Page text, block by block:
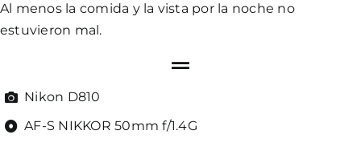
Al menos la comida y la vista por la noche no
estuvieron mal.
Nikon D810
AF-S NIKKOR 50mm f/1.4G